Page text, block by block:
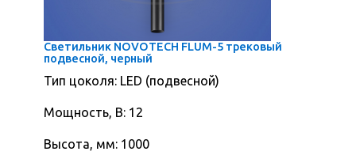
Светильник NOVOTECH FLUM-5 трековый
подвесной, черный
Тип цоколя: LED (подвесной)
Мощность, В: 12
Высота, мм: 1000